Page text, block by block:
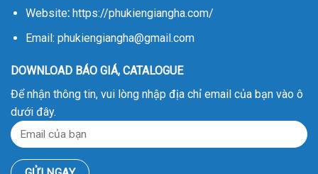
Website: https://phukiengiangha.com/
Email: phukiengiangha@gmail.com
DOWNLOAD BÁO GIÁ, CATALOGUE
Để nhận thông tin, vui lòng nhập địa chỉ email của bạn vào ô
dưới đây.